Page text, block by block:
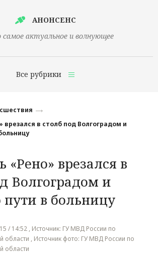
АНОНСЕНС
самое актуальное и волнующее
Все рубрики
врезался в столб под Волгоградом и
«Рено» врезался в
Волгоградом и
пути в больницу
/ 14:52 , Источник: ГУ МВД России по
области , Источник фото: ГУ МВД России по
области